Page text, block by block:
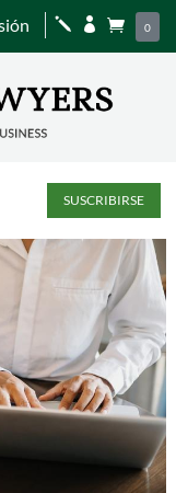
j   0
SUSCRIBIRSE